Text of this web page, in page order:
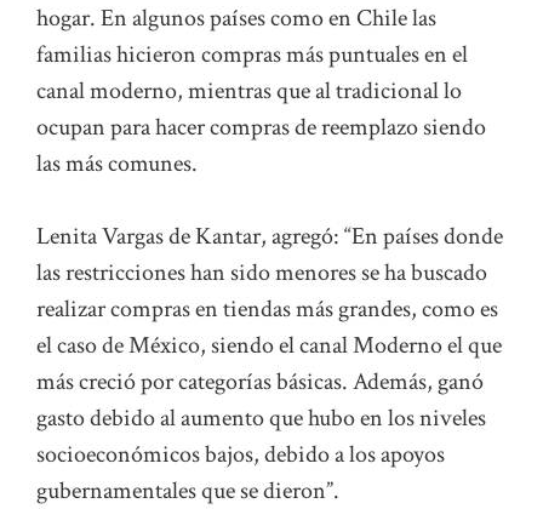
hogar. En algunos países como en Chile las
familias hicieron compras más puntuales en el
canal moderno, mientras que al tradicional lo
ocupan para hacer compras de reemplazo siendo
las más comunes.
Lenita Vargas de Kantar, agregó: “En países donde
las restricciones han sido menores se ha buscado
realizar compras en tiendas más grandes, como es
el caso de México, siendo el canal Moderno el que
más creció por categorías básicas. Además, ganó
gasto debido al aumento que hubo en los niveles
socioeconómicos bajos, debido a los apoyos
gubernamentales que se dieron”.